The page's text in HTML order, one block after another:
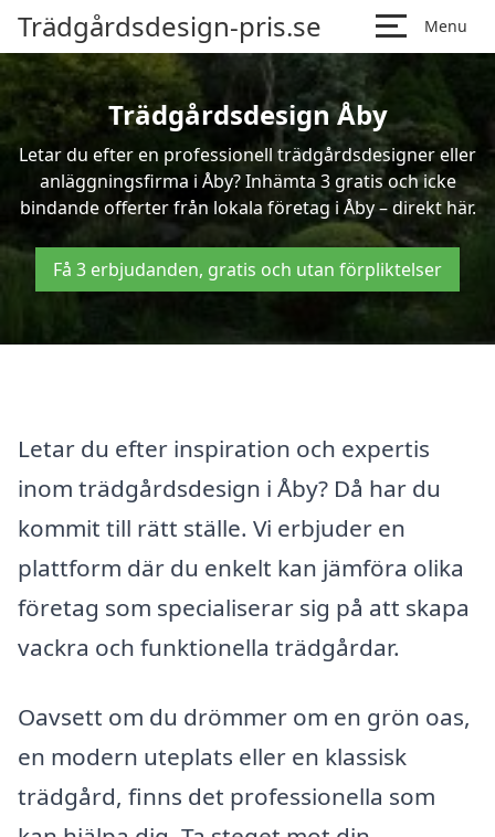
Trädgårdsdesign-pris.se Menu
Trädgårdsdesign Åby
Letar du efter en professionell trädgårdsdesigner eller
anläggningsfirma i Åby? Inhämta 3 gratis och icke
bindande offerter från lokala företag i Åby – direkt här.
Få 3 erbjudanden, gratis och utan förpliktelser
Letar du efter inspiration och expertis
inom trädgårdsdesign i Åby? Då har du
kommit till rätt ställe. Vi erbjuder en
plattform där du enkelt kan jämföra olika
företag som specialiserar sig på att skapa
vackra och funktionella trädgårdar.
Oavsett om du drömmer om en grön oas,
en modern uteplats eller en klassisk
trädgård, finns det professionella som